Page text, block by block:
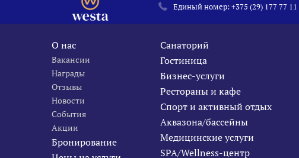
Единый номер:+375 (29) 177 77 11
О нас
Вакансии
Награды
Отзывы
Новости
События
Акции
Бронирование
Санаторий
Гостиница
Бизнес-услуги
Рестораны и кафе
Спорт и активный отдых
Аквазона/бассейны
Медицинские услуги
SPA/Wellness-центр